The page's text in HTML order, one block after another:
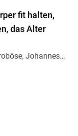
fit halten,
das Alter
Johannes